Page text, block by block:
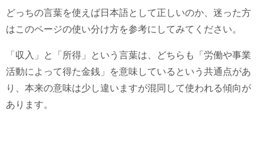
どっちの言葉を使えば日本語として正しいのか、迷った方
はこのページの使い分け方を参考にしてみてください。
「収入」と「所得」という言葉は、どちらも「労働や事業
活動によって得た金銭」を意味しているという共通点があ
り、本来の意味は少し違いますが混同して使われる傾向が
あります。